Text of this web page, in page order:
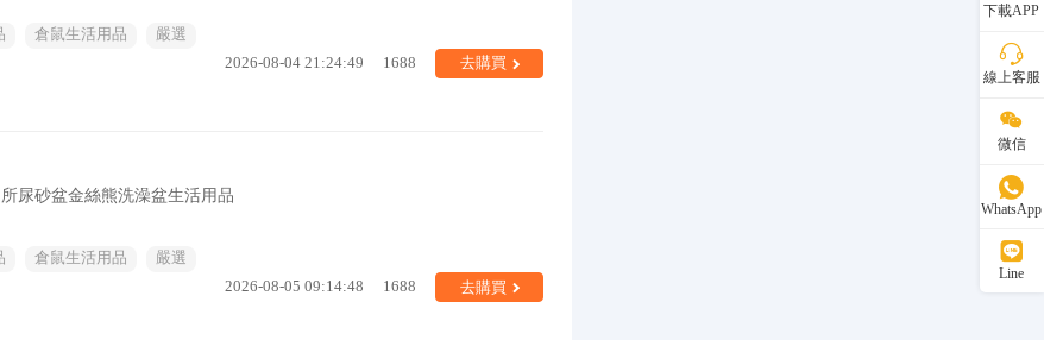
倉鼠生活用品
嚴選
2026-08-04 21:24:49 1688 去購買
尿砂盆金絲熊洗澡盆生活用品
倉鼠生活用品
嚴選
2026-08-05 09:14:48 1688 去購買
下載APP
線上客服
微信
WhatsApp
Line